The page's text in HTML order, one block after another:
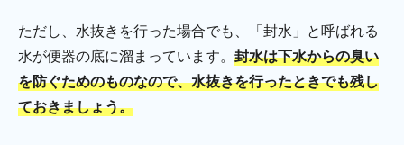
ただし、水抜きを行った場合でも、「封水」と呼ばれる
水が便器の底に溜まっています。 封水は下水からの臭い
を防ぐためのものなので、水抜きを行ったときでも残し
ておきましょう。